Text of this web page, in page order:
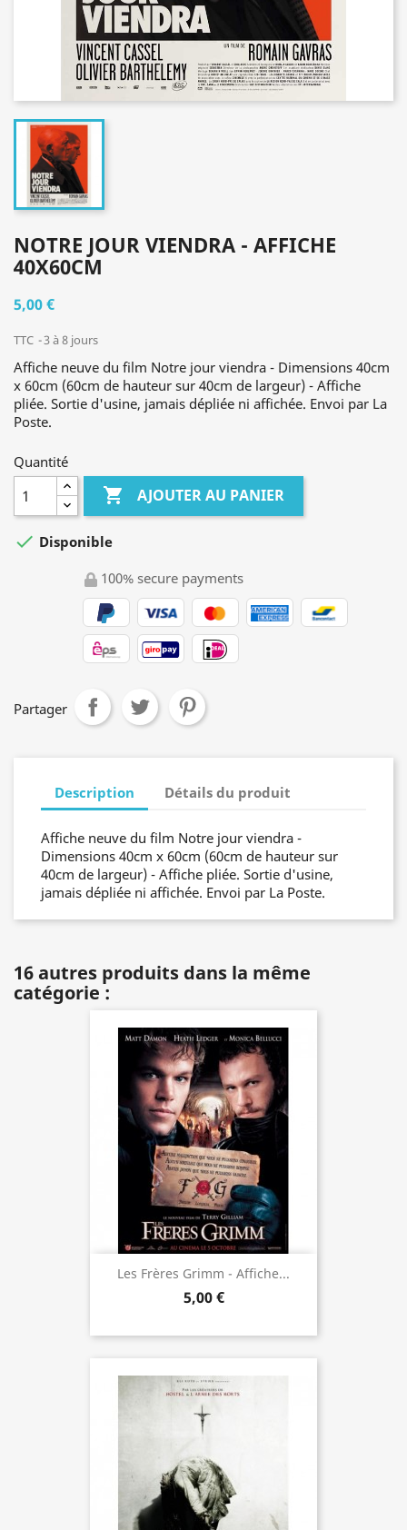
NOTRE JOUR VIENDRA - AFFICHE
40X60CM
5,00 €
TTC 3 à 8 jours
Affiche neuve du film Notre jour viendra - Dimensions 40cm
x 60cm (60cm de hauteur sur 40cm de largeur) - Affiche
pliée. Sortie d'usine, jamais dépliée ni affichée. Envoi par La
Poste.
Quantité
 AJOUTER AU PANIER
 Disponible
100% secure payments
Partager
Description Détails du produit
Affiche neuve du film Notre jour viendra -
Dimensions 40cm x 60cm (60cm de hauteur sur
40cm de largeur) - Affiche pliée. Sortie d'usine,
jamais dépliée ni affichée. Envoi par La Poste.
16 autres produits dans la même
catégorie :
Les Frères Grimm - Affiche...
5,00 €